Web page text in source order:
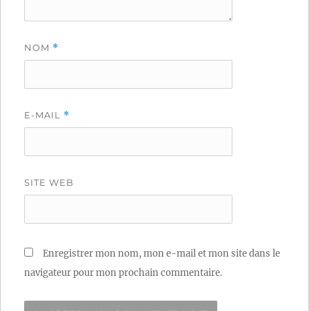
NOM *
E-MAIL *
SITE WEB
Enregistrer mon nom, mon e-mail et mon site dans le
navigateur pour mon prochain commentaire.